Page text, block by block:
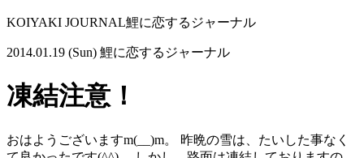
KOIYAKI JOURNAL鯉に恋するジャーナル
2014.01.19 (Sun) 鯉に恋するジャーナル
凍結注意！
おはようございますm(__)m。 昨晩の雪は、たいした事なく